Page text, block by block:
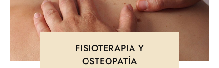
FISIOTERAPIA Y
OSTEOPATÍA